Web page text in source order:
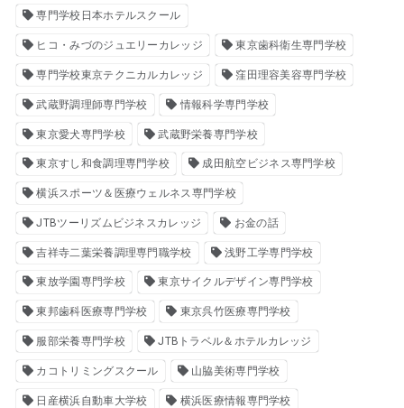
専門学校日本ホテルスクール
ヒコ・みづのジュエリーカレッジ 東京歯科衛生専門学校
専門学校東京テクニカルカレッジ 窪田理容美容専門学校
武蔵野調理師専門学校 情報科学専門学校
東京愛犬専門学校 武蔵野栄養専門学校
東京すし和食調理専門学校 成田航空ビジネス専門学校
横浜スポーツ＆医療ウェルネス専門学校
JTBツーリズムビジネスカレッジ お金の話
吉祥寺二葉栄養調理専門職学校 浅野工学専門学校
東放学園専門学校 東京サイクルデザイン専門学校
東邦歯科医療専門学校 東京呉竹医療専門学校
服部栄養専門学校 JTBトラベル＆ホテルカレッジ
カコトリミングスクール 山脇美術専門学校
日産横浜自動車大学校 横浜医療情報専門学校